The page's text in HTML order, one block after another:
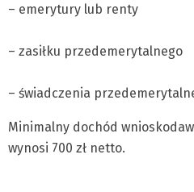
– emerytury lub renty
– zasiłku przedemerytalnego
– świadczenia
Minimalny dochód
wynosi 700 zł netto.